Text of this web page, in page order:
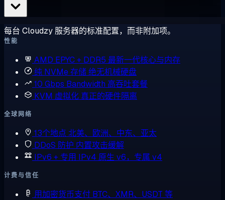
每台 Cloudzy 服务器的标准配置，而非附加项。
性能
AMD EPYC + DDR5 最新一代核心与内存
纯 NVMe 存储绝无机械硬盘
10 Gbps Bandwidth 高吞吐套餐
KVM 虚拟化 真正的硬件隔离
全球网络
13个地点 北美、欧洲、中东、亚太
DDoS 防护 内置攻击缓解
IPv6 + 专用 IPv4 原生 v6，专属 v4
计费与信任
用加密货币支付 BTC、XMR、USDT 等